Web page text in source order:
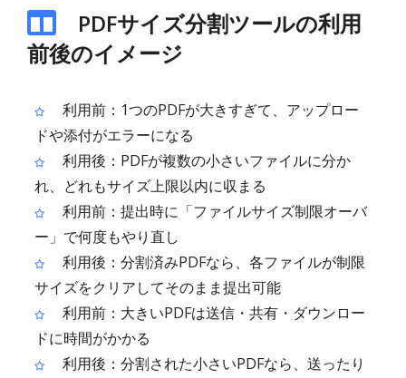
PDFサイズ分割ツールの利用
前後のイメージ
利用前：1つのPDFが大きすぎて、アップロー
ドや添付がエラーになる
利用後：PDFが複数の小さいファイルに分か
れ、どれもサイズ上限以内に収まる
利用前：提出時に「ファイルサイズ制限オーバ
ー」で何度もやり直し
利用後：分割済みPDFなら、各ファイルが制限
サイズをクリアしてそのまま提出可能
利用前：大きいPDFは送信・共有・ダウンロー
ドに時間がかかる
利用後：分割された小さいPDFなら、送ったり